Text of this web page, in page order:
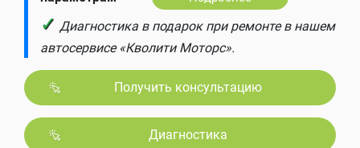
✓ Диагностика в подарок при ремонте в нашем
автосервисе «Кволити Моторс».
Получить консультацию
Диагностика